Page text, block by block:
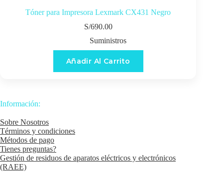
Tóner para Impresora Lexmark CX431 Negro
S/690.00
Suministros
Añadir Al Carrito
Información:
Sobre Nosotros
Términos y condiciones
Métodos de pago
Tienes preguntas?
Gestión de residuos de aparatos eléctricos y electrónicos
(RAEE)